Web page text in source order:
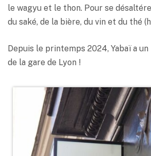
le wagyu et le thon. Pour se
du saké, de la bière, du vin et du thé
Depuis le printemps 2024, Yabaï a
de la gare de Lyon !